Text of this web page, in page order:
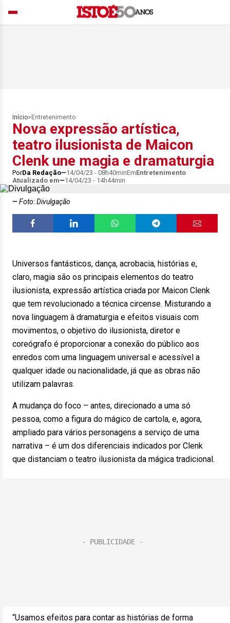
Início> Entretenimento
Nova expressão artística,
teatro ilusionista de Maicon
Clenk une magia e dramaturgia
PorDa Redação 14/04/23 - 08h40minEmEntretenimento
Atualizado em
14/04/23 - 14h44min
Foto: Divulgação
Universos fantásticos, dança, acrobacia, histórias e,
claro, magia são os principais elementos do teatro
ilusionista, expressão artística criada por Maicon Clenk
que tem revolucionado a técnica circense. Misturando a
nova linguagem à dramaturgia e efeitos visuais com
movimentos, o objetivo do ilusionista, diretor e
coreógrafo é proporcionar a conexão do público aos
enredos com uma linguagem universal e acessível a
qualquer idade ou nacionalidade, já que as obras não
utilizam palavras.
A mudança do foco – antes, direcionado a uma só
pessoa, como a figura do mágico de cartola, e, agora,
ampliado para vários personagens a serviço de uma
narrativa – é um dos diferenciais indicados por Clenk
que distanciam o teatro ilusionista da mágica tradicional.
“Usamos efeitos para contar as histórias de forma